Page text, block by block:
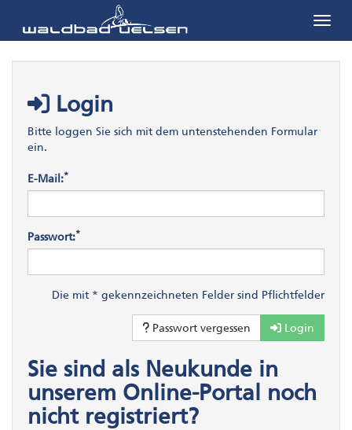
Login
Bitte loggen Sie sich mit dem untenstehenden Formular
ein.
E-Mail:*
Passwort:*
Die mit * gekennzeichneten Felder sind Pflichtfelder
Passwort vergessen Login
Sie sind als Neukunde in
unserem Online-Portal noch
nicht registriert?